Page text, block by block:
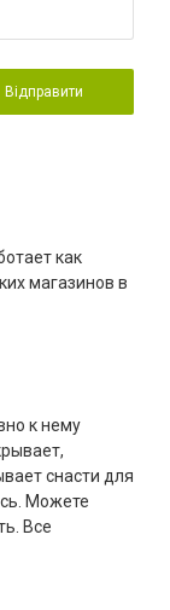
Відправити
как
магазинов в
к нему
снасти для
Можете
Все